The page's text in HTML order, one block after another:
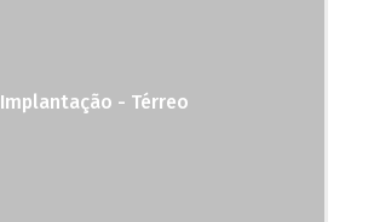
Implantação - Térreo